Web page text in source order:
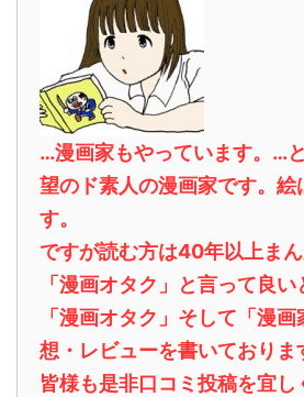
…漫画家もやっています。…
望のド素人の漫画家です。絵
す。
ですが読む方は40年以上ま
「漫画オタク」と言って良い
「漫画オタク」そして「漫
想・レビューを書いておりま
皆様も是非口コミ投稿を宜し